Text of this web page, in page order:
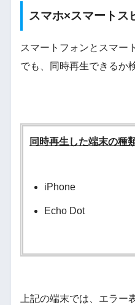
スマホ×スマートス
スマートフォンとスマー
でも、同時再生できるか
同時再生した端末の種
iPhone
Echo Dot
上記の端末では、エラー